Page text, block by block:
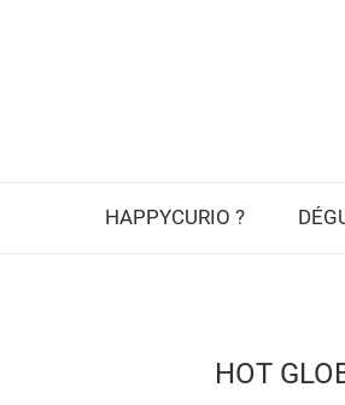
HAPPYCURIO ?
HOT